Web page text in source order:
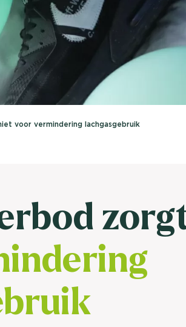
Nationaal Studiekeuze
Onderzoek (NSKO)
Usage & attitude
UX-onderzoek
voor vermindering lachgasgebruik